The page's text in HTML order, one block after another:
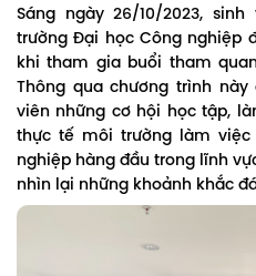
Sáng ngày 26/10/2023,
trường Đại học Công nghiệp
khi tham gia buổi tham
Thông qua chương trình
viên những cơ hội học tập,
thực tế môi trường làm
nghiệp hàng đầu trong lĩnh
nhìn lại những khoảnh khắc